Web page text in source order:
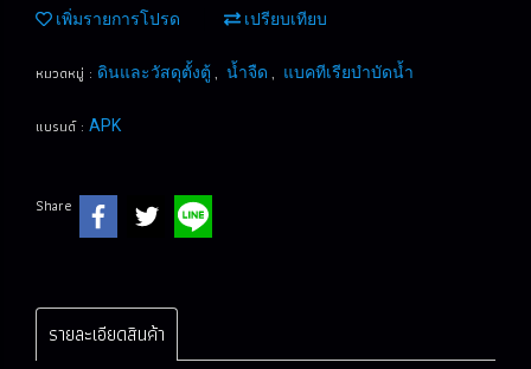
เพิ่มรายการโปรด เปรียบเทียบ
หมวดหมู่ : ดินและวัสดุตั้งตู้ , น้ำจืด , แบคทีเรียบำบัดน้ำ
แบรนด์ : APK
Share
รายละเอียดสินค้า